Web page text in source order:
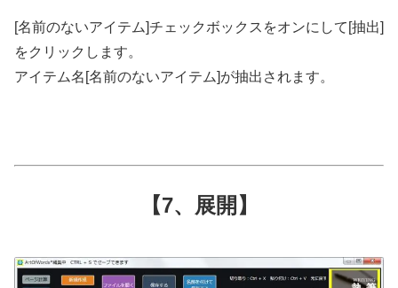
[名前のないアイテム]チェックボックスをオンにして[抽出]
をクリックします。
アイテム名[名前のないアイテム]が抽出されます。
【7、展開】